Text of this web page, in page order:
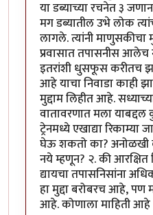
या डब्याच्या रचनेत ३
मग डब्यातील उभे लोक
लागले. त्यांनी माणुसकीचा
प्रवासात तपासनीस आलेच
इतरांशी धुसफूस करीतच
आहे याचा निवाडा काही
मुद्दाम लिहीत आहे.
वातावरणात मला
ट्रेनमध्ये एखाद्या
घेऊ शकतो का? अनोळखी
नये म्हणून? २. की आरक्षित
द्यायचा तपासनिसांना
हा मुद्दा बरोबरच आहे, पण
आहे. कोणाला माहिती आहे